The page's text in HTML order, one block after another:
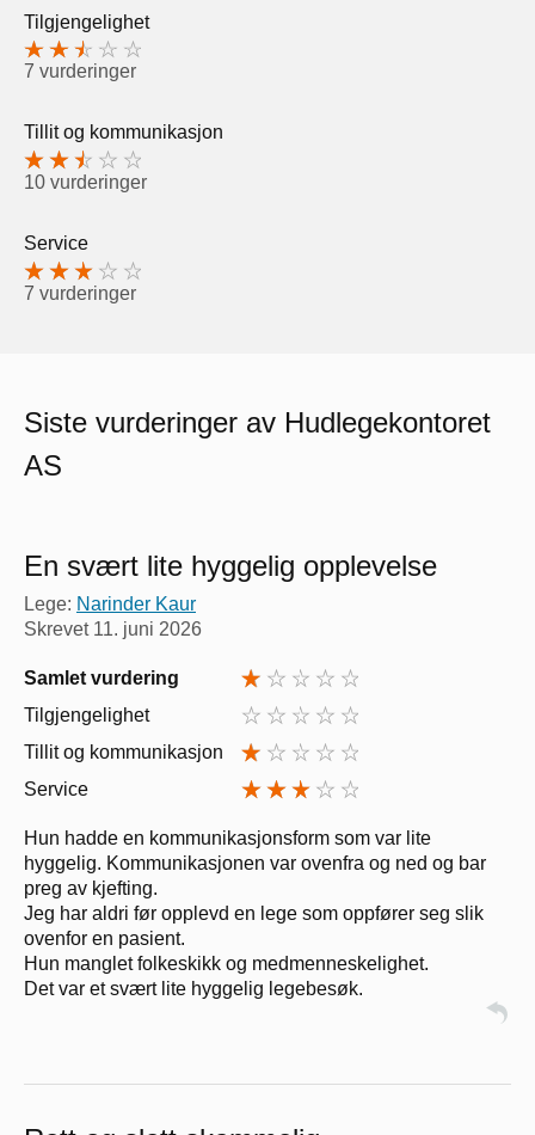
Tilgjengelighet
7 vurderinger
Tillit og kommunikasjon
10 vurderinger
Service
7 vurderinger
Siste vurderinger av Hudlegekontoret
AS
En svært lite hyggelig opplevelse
Lege: Narinder Kaur
Skrevet 11. juni 2026
Samlet vurdering
Tilgjengelighet
Tillit og kommunikasjon
Service
Hun hadde en kommunikasjonsform som var lite
hyggelig. Kommunikasjonen var ovenfra og ned og bar
preg av kjefting.
Jeg har aldri før opplevd en lege som oppfører seg slik
ovenfor en pasient.
Hun manglet folkeskikk og medmenneskelighet.
Det var et svært lite hyggelig legebesøk.